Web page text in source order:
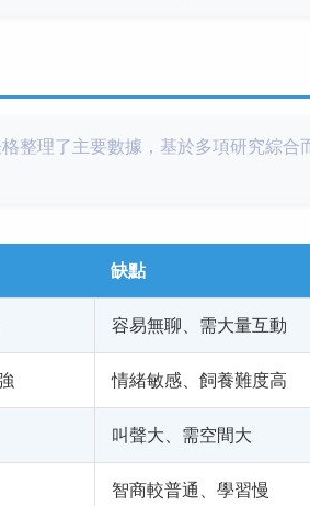
整理了主要數據，基於多項研究綜合
缺點
容易無聊、需大量互動
情緒敏感、飼養難度高
叫聲大、需空間大
智商較普通、學習慢